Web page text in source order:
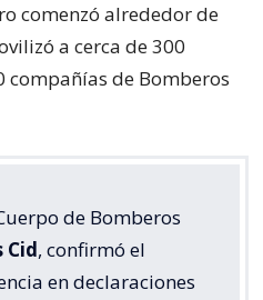
comenzó alrededor de
a cerca de 300
compañías de Bomberos
de Bomberos
Cid, confirmó el
en declaraciones